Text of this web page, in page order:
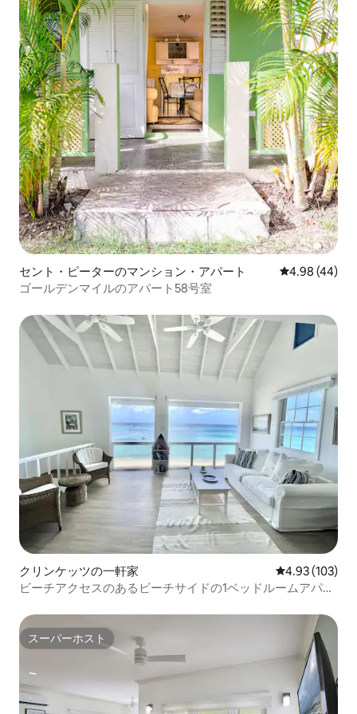
セント・ピーターのマンション・アパート レビュー44
4.98 (44)
ゴールデンマイルのアパート58号室
クリンケッツの一軒家 レビュー103
4.93 (103)
ビーチアクセスのあるビーチサイドの1ベッドルームアパー
スーパーホスト
スーパーホスト